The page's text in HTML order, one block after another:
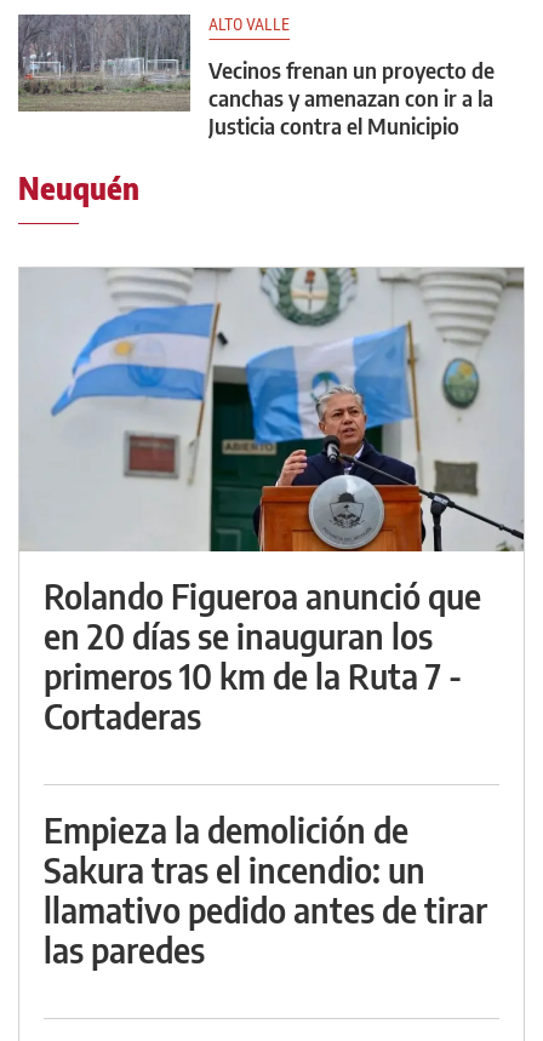
ALTO VALLE
Vecinos frenan un proyecto de
canchas y amenazan con ir a la
Justicia contra el Municipio
Neuquén
Rolando Figueroa anunció que
en 20 días se inauguran los
primeros 10 km de la Ruta 7 -
Cortaderas
Empieza la demolición de
Sakura tras el incendio: un
llamativo pedido antes de tirar
las paredes